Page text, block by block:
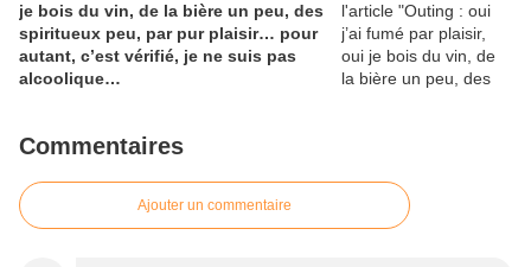
je bois du vin, de la bière un peu, des
spiritueux peu, par pur plaisir… pour
autant, c’est vérifié, je ne suis pas
alcoolique…
Commentaires
Ajouter un commentaire